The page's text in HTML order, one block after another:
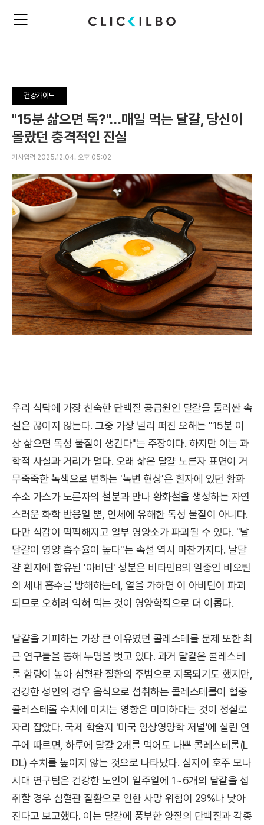
주
뉴
펼
치
기
건강가이드
"15분 삶으면 독?"…매일 먹는 달걀, 당신이
몰랐던 충격적인 진실
기사입력 2025.12.04. 오후 05:02
우리 식탁에 가장 친숙한 단백질 공급원인 달걀을 둘러싼 속
설은 끊이지 않는다. 그중 가장 널리 퍼진 오해는 "15분 이
상 삶으면 독성 물질이 생긴다"는 주장이다. 하지만 이는 과
학적 사실과 거리가 멀다. 오래 삶은 달걀 노른자 표면이 거
무죽죽한 녹색으로 변하는 '녹변 현상'은 흰자에 있던 황화
수소 가스가 노른자의 철분과 만나 황화철을 생성하는 자연
스러운 화학 반응일 뿐, 인체에 유해한 독성 물질이 아니다.
다만 식감이 퍽퍽해지고 일부 영양소가 파괴될 수 있다. "날
달걀이 영양 흡수율이 높다"는 속설 역시 마찬가지다. 날달
걀 흰자에 함유된 '아비딘' 성분은 비타민B의 일종인 비오틴
의 체내 흡수를 방해하는데, 열을 가하면 이 아비딘이 파괴
되므로 오히려 익혀 먹는 것이 영양학적으로 더 이롭다.
달걀을 기피하는 가장 큰 이유였던 콜레스테롤 문제 또한 최
근 연구들을 통해 누명을 벗고 있다. 과거 달걀은 콜레스테
롤 함량이 높아 심혈관 질환의 주범으로 지목되기도 했지만,
건강한 성인의 경우 음식으로 섭취하는 콜레스테롤이 혈중
콜레스테롤 수치에 미치는 영향은 미미하다는 것이 정설로
자리 잡았다. 국제 학술지 '미국 임상영양학 저널'에 실린 연
구에 따르면, 하루에 달걀 2개를 먹어도 나쁜 콜레스테롤(L
DL) 수치를 높이지 않는 것으로 나타났다. 심지어 호주 모나
시대 연구팀은 건강한 노인이 일주일에 1~6개의 달걀을 섭
취할 경우 심혈관 질환으로 인한 사망 위험이 29%나 낮아
진다고 보고했다. 이는 달걀에 풍부한 양질의 단백질과 각종